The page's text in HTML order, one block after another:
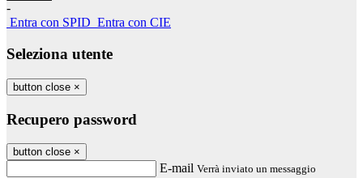
-
Entra con SPID Entra con CIE
Seleziona utente
button close ×
Recupero password
button close ×
E-mail Verrà inviato un messaggio